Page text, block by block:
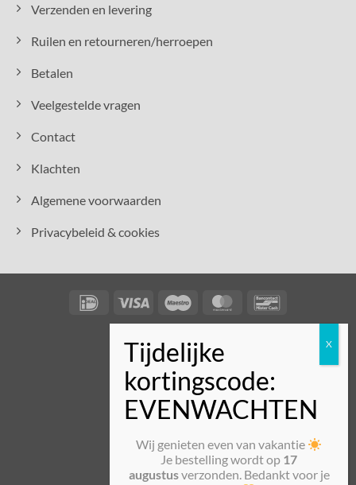
Verzenden en levering
Ruilen en retourneren/herroepen
Betalen
Veelgestelde vragen
Contact
Klachten
Algemene voorwaarden
Privacybeleid & cookies
IDeal Visa Maestro MasterCard
Wij genieten even van vakantie
Je bestelling wordt op 17
augustusverzonden. Bedankt voor je